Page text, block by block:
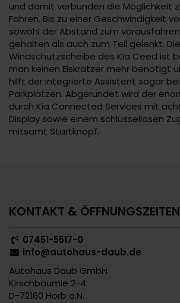
und damit verbunden die Möglichkeit
Fahren. Bis zu einer Geschwindigkeit
sowohl der Abstand zum
gehalten als auch zum Teil gelenkt. Die
Windschutzscheibe des Kia Ceed ist
man keinen Eiskratzer mehr benötigt
hilft der integrierte Assistent sogar
Parkplätzen. Abgerundet wird der
durch Kia Connected Services mit
Display sowie einem schlüssellosen
mitsamt Startknopf.
KONTAKT & ÖFFNUNGSZEITEN
07451-5517-0
info@autohaus-daub.de
Autohaus Daub GmbH
Kirschbäumle 2-4
D-72160 Horb a.N.